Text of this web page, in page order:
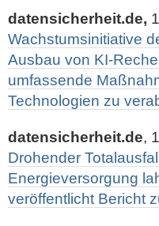
datensicherheit.de,
Wachstumsinitiative
Ausbau von KI-
umfassende
Technologien zu
datensicherheit.de,
Drohender
Energieversorgung
veröffentlicht Bericht